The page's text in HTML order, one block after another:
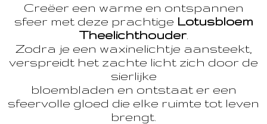
Creëer een warme en ontspannen
sfeer met deze prachtige Lotusbloem
Theelichthouder.
Zodra je een waxinelichtje aansteekt,
verspreidt het zachte licht zich door de
sierlijke
bloembladen en ontstaat er een
sfeervolle gloed die elke ruimte tot leven
brengt.